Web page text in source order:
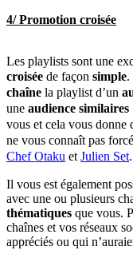
4/ Promotion croisée
Les playlists sont une
croisée de façon simple.
chaîne la playlist d’un
une audience similaires
vous et cela vous donne
ne vous connaît pas
Chef Otaku et Julien Set.
Il vous est également
avec une ou plusieurs
thématiques que vous.
chaînes et vos réseaux
appréciés ou qui